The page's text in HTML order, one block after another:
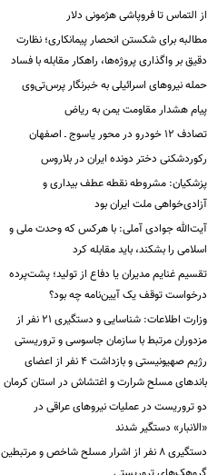
از التماس تا فروپاشی هژمونی دلار
مطالبه برای شکستن انحصار پیمانکاری؛ نظارت
دقیق بر واگذاری پروژه‌ها، راهکار مقابله با فساد
حمله نیروهای اسرائیلی به خبرنگار پرس‌تی‌وی
پیام هشدار مقاومت یمن به ریاض
تصادف ۱۲ خودرو در محور یاسوج ـ اصفهان
رکوردشکنی دختر دونده ایران در بلاروس
پزشکیان: مشروطه نقطه عطف بیداری و
آزادی‌خواهی ملت ایران بود
آیت‌الله جوادی آملی: با هرکس که وحدت ملی و
اسلامی را بشکند، باید مقابله کرد
تقسیم غنایم مدیران یا دفاع از تولید؛ پشت‌پرده
درخواست توقف یک آیین‌نامه چه بود؟
وزارت اطلاعات: شناسایی و دستگیری ۲۱ نفر از
مزدوران مرتبط با سازمان جاسوسی و تروریستی
رژیم صهیونیستی و بازداشت ۴ نفر از اعضای
باندهای مسلح شرارت و اغتشاش در استان کرمان
دو تروریست در عملیات نیروهای عراقی در
«الانبار» دستگیر شدند
دستگیری ۸ نفر از اشرار مسلح شاخص و مرتبطین